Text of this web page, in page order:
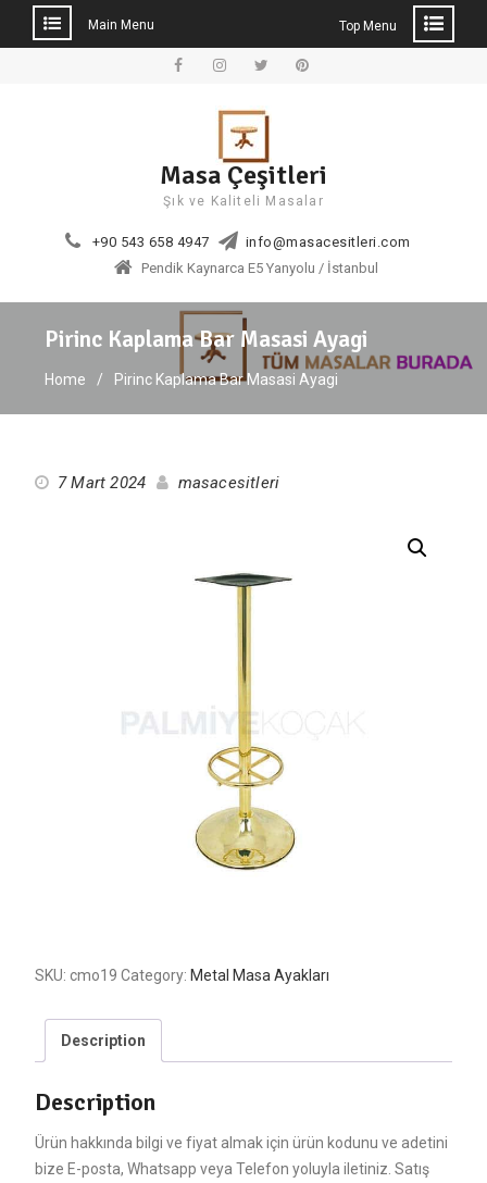
Main Menu Top Menu
Masa Çeşitleri
Şık ve Kaliteli Masalar
+90 543 658 4947
info@masacesitleri.com
Pendik Kaynarca E5 Yanyolu / İstanbul
Pirinc Kaplama Bar Masasi Ayagi
Home Pirinc Kaplama Bar Masasi Ayagi
7 Mart 2024 masacesitleri
SKU: cmo19 Category: Metal Masa Ayakları
Description
Description
Ürün hakkında bilgi ve fiyat almak için ürün kodunu ve adetini
bize E-posta, Whatsapp veya Telefon yoluyla iletiniz. Satış